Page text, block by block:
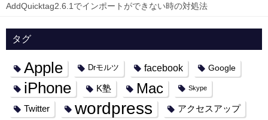
AddQuicktag2.6.1でインポートができない時の対処法
タグ
Apple Drモルツ facebook Google
iPhone K塾 Mac Skype
Twitter wordpress アクセスアップ